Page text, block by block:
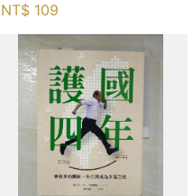
NT$ 109